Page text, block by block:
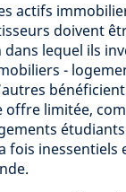
actifs
doivent
lequel ils
-
offre limitée,
fois inessentiels